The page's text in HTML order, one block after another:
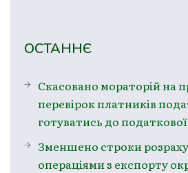
ОСТАННЄ
Скасовано мораторій на
перевірок платників
готуватись до
Зменшено строки
операціями з експорту